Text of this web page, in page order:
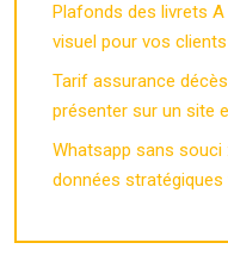
Plafonds des livrets
visuel pour vos clients
Tarif assurance
présenter sur un site
Whatsapp sans souci
données